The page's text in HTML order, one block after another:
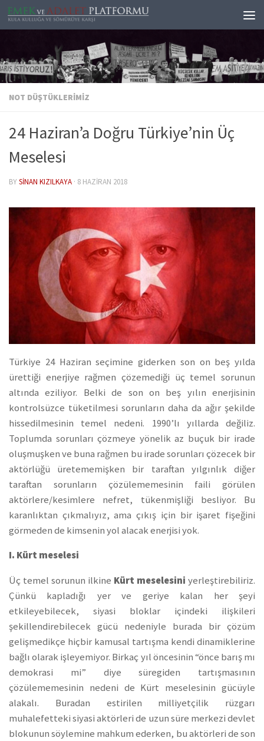
Skip to content
NOT DÜŞTÜKLERIMIZ
24 Haziran’a Doğru Türkiye’nin Üç
Meselesi
BYSINAN KIZILKAYA · 8 HAZIRAN 2018
Türkiye 24 Haziran seçimine giderken son on beş yılda
ürettiği enerjiye rağmen çözemediği üç temel sorunun
altında eziliyor. Belki de son on beş yılın enerjisinin
kontrolsüzce tüketilmesi sorunların daha da ağır şekilde
hissedilmesinin temel nedeni. 1990’lı yıllarda değiliz.
Toplumda sorunları çözmeye yönelik az buçuk bir irade
oluşmuşken ve buna rağmen bu irade sorunları çözecek bir
aktörlüğü üretememişken bir taraftan yılgınlık diğer
taraftan sorunların çözülememesinin faili görülen
aktörlere/kesimlere nefret, tükenmişliği besliyor. Bu
karanlıktan çıkmalıyız, ama çıkış için bir işaret fişeğini
görmeden de kimsenin yol alacak enerjisi yok.
I. Kürt meselesi
Üç temel sorunun ilkine Kürt meselesini yerleştirebiliriz.
Çünkü kapladığı yer ve geriye kalan her şeyi
etkileyebilecek, siyasi bloklar içindeki ilişkileri
şekillendirebilecek gücü nedeniyle burada bir çözüm
gelişmedikçe hiçbir kamusal tartışma kendi dinamiklerine
bağlı olarak işleyemiyor. Birkaç yıl öncesinin “önce barış mı
demokrasi mi” diye süregiden tartışmasının
çözülememesinin nedeni de Kürt meselesinin gücüyle
alakalı. Buradan estirilen milliyetçilik rüzgarı
muhalefetteki siyasi aktörleri de uzun süre merkezi devlet
blokunun söylemine mahkum ederken, bu aktörleri de son